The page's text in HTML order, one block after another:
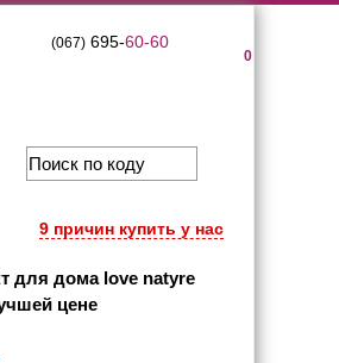
0
(067)695-60-60
9 причин купить у нас
для дома love natyre
цене